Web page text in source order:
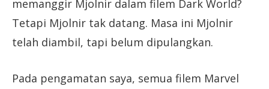
memanggir Mjolnir dalam filem Dark World?
Tetapi Mjolnir tak datang. Masa ini Mjolnir
telah diambil, tapi belum dipulangkan.
Pada pengamatan saya, semua filem Marvel